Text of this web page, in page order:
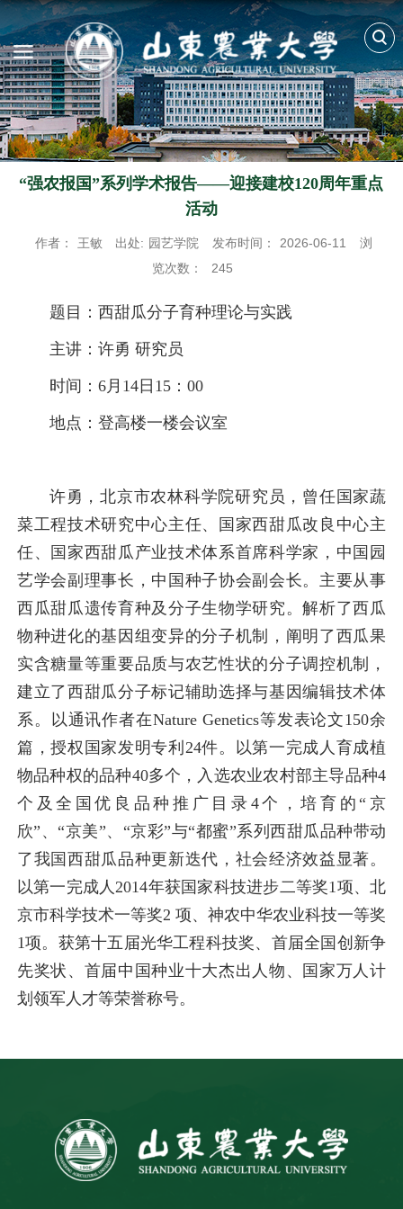
“强农报国”系列学术报告——迎接建校120周年重点
活动
作者： 王敏 出处: 园艺学院 发布时间： 2026-06-11
浏
览次数：
245
题目：西甜瓜分子育种理论与实践
主讲：许勇 研究员
时间：6月14日15：00
地点：登高楼一楼会议室
许勇，北京市农林科学院研究员，曾任国家蔬
菜工程技术研究中心主任、国家西甜瓜改良中心主
任、国家西甜瓜产业技术体系首席科学家，中国园
艺学会副理事长，中国种子协会副会长。主要从事
西瓜甜瓜遗传育种及分子生物学研究。解析了西瓜
物种进化的基因组变异的分子机制，阐明了西瓜果
实含糖量等重要品质与农艺性状的分子调控机制，
建立了西甜瓜分子标记辅助选择与基因编辑技术体
系。以通讯作者在Nature Genetics等发表论文150余
篇，授权国家发明专利24件。以第一完成人育成植
物品种权的品种40多个，入选农业农村部主导品种4
个及全国优良品种推广目录4个，培育的“京
欣”、“京美”、“京彩”与“都蜜”系列西甜瓜品种带动
了我国西甜瓜品种更新迭代，社会经济效益显著。
以第一完成人2014年获国家科技进步二等奖1项、北
京市科学技术一等奖2 项、神农中华农业科技一等奖
1项。获第十五届光华工程科技奖、首届全国创新争
先奖状、首届中国种业十大杰出人物、国家万人计
划领军人才等荣誉称号。